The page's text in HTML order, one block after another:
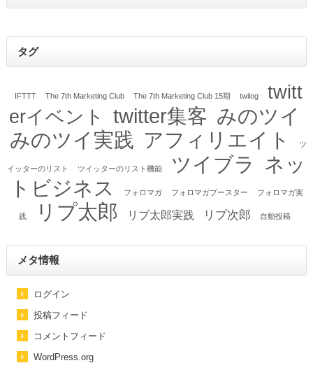
タグ
IFTTT The 7th Marketing Club The 7th Marketing Club 15期 twilog
twitt
erイベント
twitter集客 みのツイ
みのツイ実践 アフィリエイト ツ
イッターのリスト ツイッターのリスト機能 ツイブラ
ネッ
トビジネス
フォロマガ フォロマガブースター フォロマガ実
践 リプ太郎 リプ太郎実践 リプ次郎 自動投稿
メタ情報
ログイン
投稿フィード
コメントフィード
WordPress.org